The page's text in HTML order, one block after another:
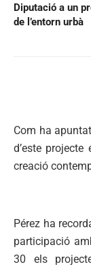
Diputació a un
de l’entorn urbà
Com ha apuntat
d’este
creació
Pérez ha
participació
30 els